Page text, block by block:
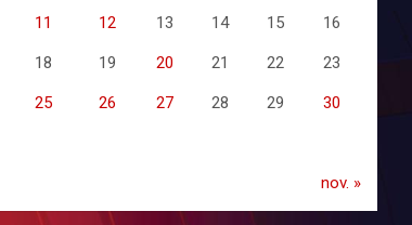
11 12 13 14 15 16
18 19 20 21 22 23
25 26 27 28 29 30
nov. »